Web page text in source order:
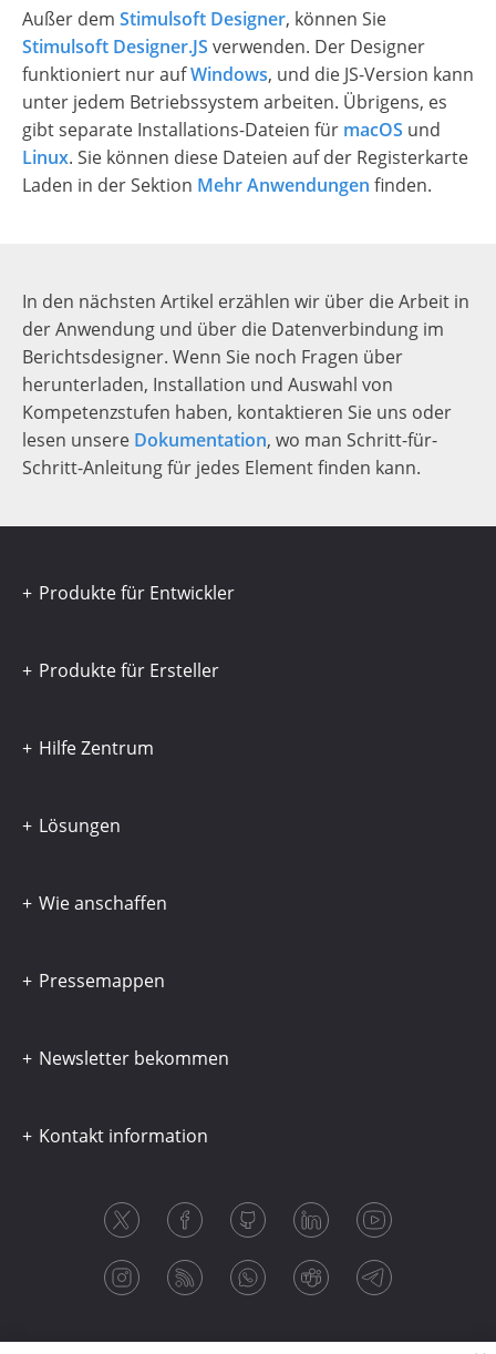
Außer dem Stimulsoft Designer, können Sie
Stimulsoft Designer.JS verwenden. Der Designer
funktioniert nur aufWindows, und die JS-Version kann
unter jedem Betriebssystem arbeiten. Übrigens, es
gibt separate Installations-Dateien für macOS und
Linux. Sie können diese Dateien auf der Registerkarte
Laden in der Sektion Mehr Anwendungen finden.
In den nächsten Artikel erzählen wir über die Arbeit in
der Anwendung und über die Datenverbindung im
Berichtsdesigner. Wenn Sie noch Fragen über
herunterladen, Installation und Auswahl von
Kompetenzstufen haben, kontaktieren Sie uns oder
lesen unsere Dokumentation, wo man Schritt-für-
Schritt-Anleitung für jedes Element finden kann.
Produkte für Entwickler
Produkte für Ersteller
Hilfe Zentrum
Lösungen
Wie anschaffen
Pressemappen
Newsletter bekommen
Kontakt information